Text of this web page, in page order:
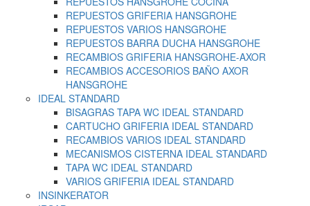
REPUESTOS GRIFERIA HANSGROHE
REPUESTOS VARIOS HANSGROHE
REPUESTOS BARRA DUCHA HANSGROHE
RECAMBIOS GRIFERIA HANSGROHE-AXOR
RECAMBIOS ACCESORIOS BAÑO AXOR
HANSGROHE
IDEAL STANDARD
BISAGRAS TAPA WC IDEAL STANDARD
CARTUCHO GRIFERIA IDEAL STANDARD
RECAMBIOS VARIOS IDEAL STANDARD
MECANISMOS CISTERNA IDEAL STANDARD
TAPA WC IDEAL STANDARD
VARIOS GRIFERIA IDEAL STANDARD
INSINKERATOR